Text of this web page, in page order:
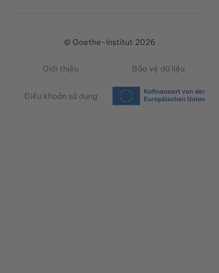
© Goethe-Institut 2026
Giới thiệu Bảo vệ dữ liệu
Điều khoản sử dụng